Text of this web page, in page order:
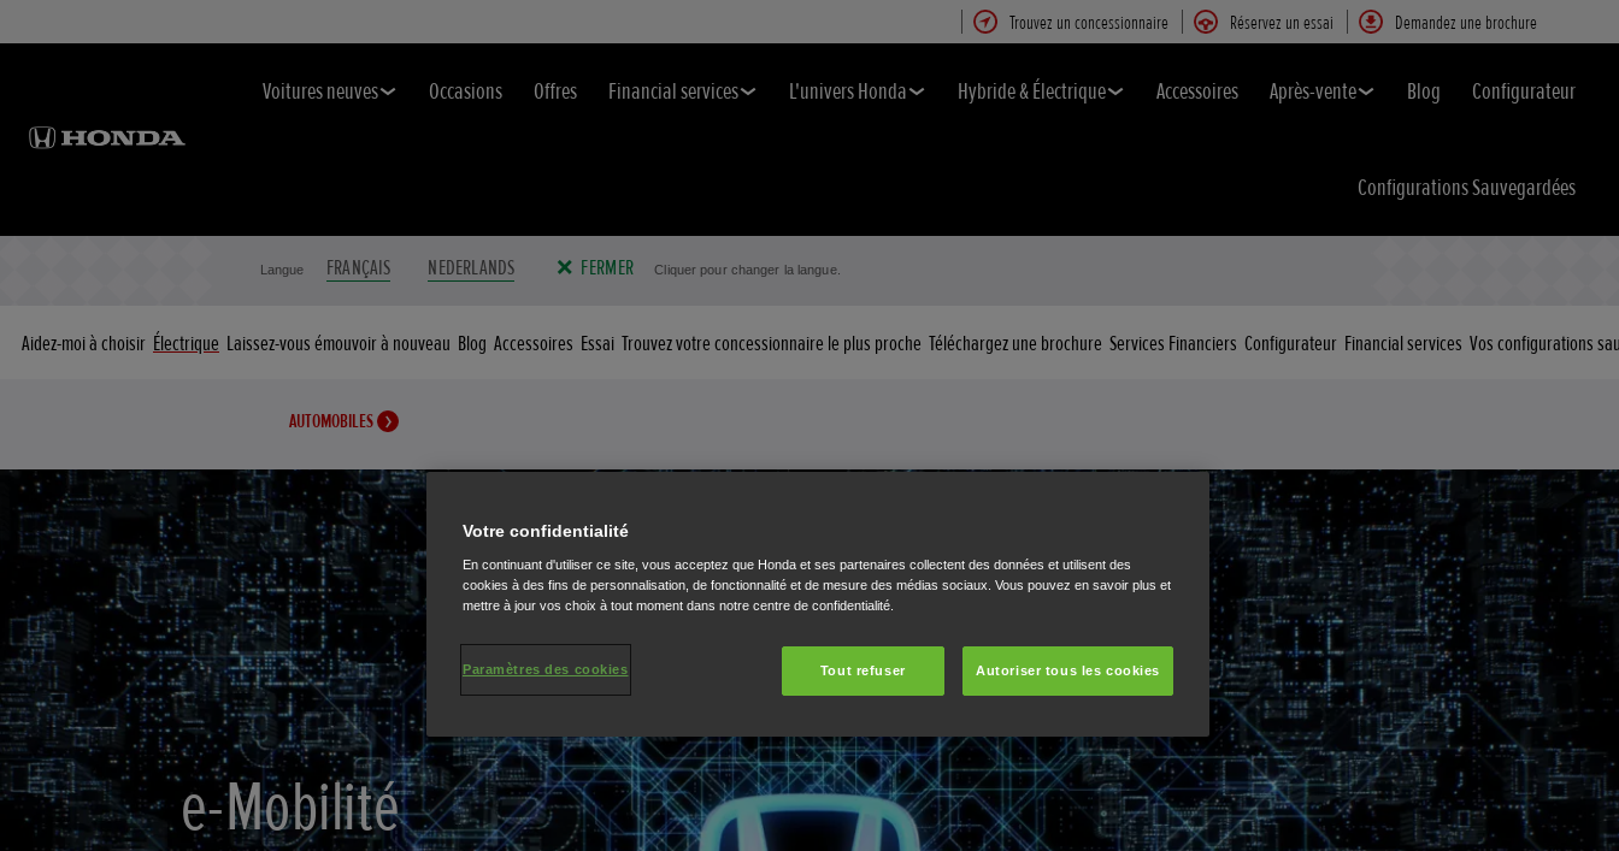
Trouvez un concessionnaire Réservez un essai Demandez une brochure
Voitures neuves Occasions Offres Financial services L'univers Honda Hybride & Électrique Accessoires Après-vente Blog Configurateur
Configurations Sauvegardées
Langue FRANÇAIS NEDERLANDS FERMER Cliquer pour changer la langue.
Aidez-moi à choisir Électrique Laissez-vous émouvoir à nouveau Blog Accessoires Essai Trouvez votre concessionnaire le plus proche Téléchargez une brochure Services Financiers Configurateur Financial services Vos configurations
AUTOMOBILES
e-Mobilité
Votre confidentialité
En continuant d'utiliser ce site, vous acceptez que Honda et ses partenaires collectent des données et utilisent des
cookies à des fins de personnalisation, de fonctionnalité et de mesure des médias sociaux. Vous pouvez en savoir plus et
mettre à jour vos choix à tout moment dans notre centre de confidentialité.
Tout refuser Autoriser tous les cookies
Paramètres des cookies